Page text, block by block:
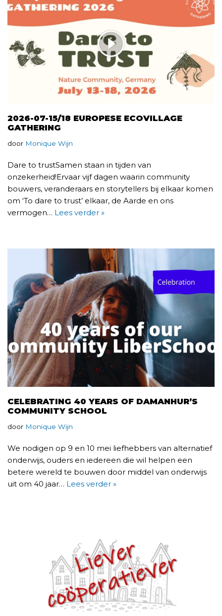
2026-07-15/18 EUROPESE ECOVILLAGE
GATHERING
door Monique Wijn
Dare to trustSamen staan in tijden van
onzekerheid!Ervaar vijf dagen waarin community
bouwers, veranderaars en storytellers bij elkaar komen
om ‘To dare to trust’ elkaar, de Aarde en ons
vermogen… Lees verder »
CELEBRATING 40 YEARS OF DAMANHUR’S
COMMUNITY SCHOOL
door Monique Wijn
We nodigen op 9 en 10 mei liefhebbers van alternatief
onderwijs, ouders en iedereen die wil helpen een
betere wereld te bouwen door middel van onderwijs
uit om 40 jaar… Lees verder »